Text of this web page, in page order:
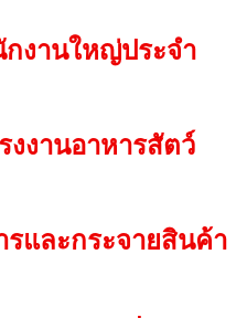
งานใหญ่ประจำ
งงานอาหารสัตว์
และกระจายสินค้า